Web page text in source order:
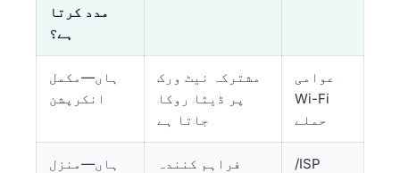
مدد کرتا
ہے؟
عوامی
Wi-Fi
حملے
مشترکہ نیٹ ورک
پر ڈیٹا روکا
جاتا ہے
ہاں—مکمل
انکرپشن
ISP/
فراہم کنندہ
ہاں—منزل